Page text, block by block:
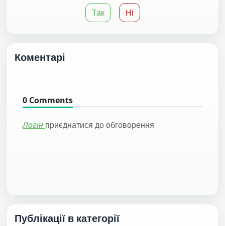
Так Ні
Коментарі
0 Comments
Логін приєднатися до обговорення
Публікації в категорії